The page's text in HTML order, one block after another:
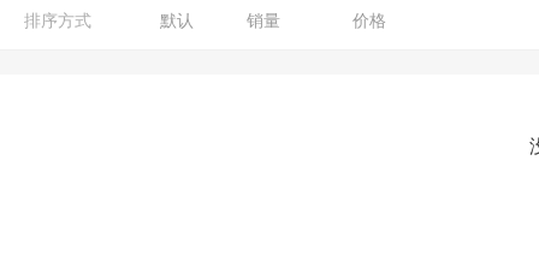
排序方式 默认 销量 价格